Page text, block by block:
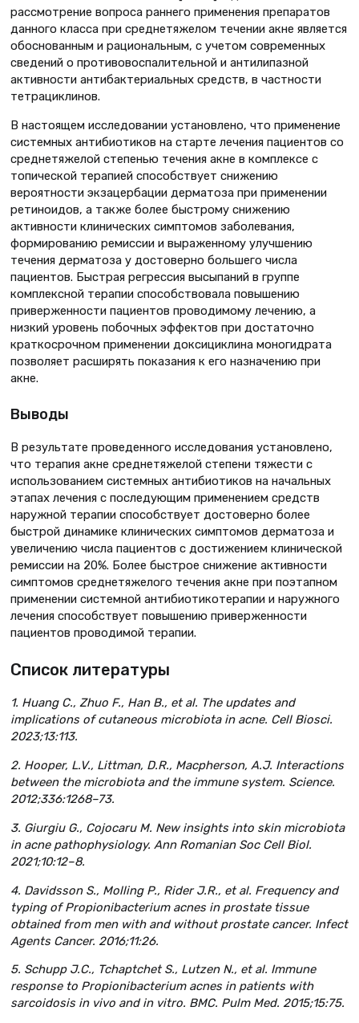
рассмотрение вопроса раннего применения препаратов
данного класса при среднетяжелом течении акне является
обоснованным и рациональным, с учетом современных
сведений о противовоспалительной и антилипазной
активности антибактериальных средств, в частности
тетрациклинов.
В настоящем исследовании установлено, что применение
системных антибиотиков на старте лечения пациентов со
среднетяжелой степенью течения акне в комплексе с
топической терапией способствует снижению
вероятности экзацербации дерматоза при применении
ретиноидов, а также более быстрому снижению
активности клинических симптомов заболевания,
формированию ремиссии и выраженному улучшению
течения дерматоза у достоверно большего числа
пациентов. Быстрая регрессия высыпаний в группе
комплексной терапии способствовала повышению
приверженности пациентов проводимому лечению, а
низкий уровень побочных эффектов при достаточно
краткосрочном применении доксициклина моногидрата
позволяет расширять показания к его назначению при
акне.
Выводы
В результате проведенного исследования установлено,
что терапия акне среднетяжелой степени тяжести с
использованием системных антибиотиков на начальных
этапах лечения с последующим применением средств
наружной терапии способствует достоверно более
быстрой динамике клинических симптомов дерматоза и
увеличению числа пациентов с достижением клинической
ремиссии на 20%. Более быстрое снижение активности
симптомов среднетяжелого течения акне при поэтапном
применении системной антибиотикотерапии и наружного
лечения способствует повышению приверженности
пациентов проводимой терапии.
Список литературы
1. Huang C., Zhuo F., Han B., et al. The updates and
implications of cutaneous microbiota in acne. Cell Biosci.
2023;13:113.
2. Hooper, L.V., Littman, D.R., Macpherson, A.J. Interactions
between the microbiota and the immune system. Science.
2012;336:1268–73.
3. Giurgiu G., Cojocaru M. New insights into skin microbiota
in acne pathophysiology. Ann Romanian Soc Cell Biol.
2021;10:12–8.
4. Davidsson S., Molling P., Rider J.R., et al. Frequency and
typing of Propionibacterium acnes in prostate tissue
obtained from men with and without prostate cancer. Infect
Agents Cancer. 2016;11:26.
5. Schupp J.C., Tchaptchet S., Lutzen N., et al. Immune
response to Propionibacterium acnes in patients with
sarcoidosis in vivo and in vitro. BMC. Pulm Med. 2015;15:75.